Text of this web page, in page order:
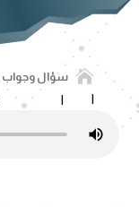
 سؤال وجواب